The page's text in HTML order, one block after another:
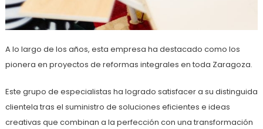
A lo largo de los años, esta empresa ha destacado como los
pionera en proyectos de reformas integrales en toda Zaragoza.
Este grupo de especialistas ha logrado satisfacer a su distinguida
clientela tras el suministro de soluciones eficientes e ideas
creativas que combinan a la perfección con una transformación